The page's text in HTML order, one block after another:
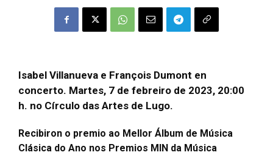
Isabel Villanueva e François Dumont en
concerto. Martes, 7 de febreiro de 2023, 20:00
h. no Círculo das Artes de Lugo.
Recibiron o premio ao Mellor Álbum de Música
Clásica do Ano nos Premios MIN da Música